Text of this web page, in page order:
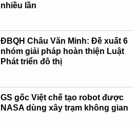
nhiều lần
ĐBQH Châu Văn Minh: Đề xuất 6
nhóm giải pháp hoàn thiện Luật
Phát triển đô thị
GS gốc Việt chế tạo robot được
NASA dùng xây trạm không gian